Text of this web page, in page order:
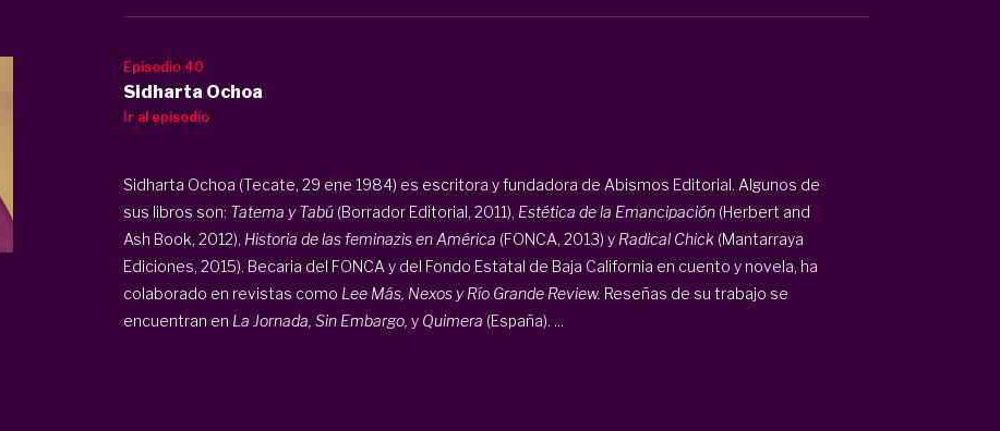
Episodio 40
Sidharta Ochoa
Ir al episodio
Sidharta Ochoa (Tecate, 29 ene 1984) es escritora y fundadora de Abismos Editorial. Algunos de
sus libros son: Tatema y Tabú(Borrador Editorial, 2011), Estética de la Emancipación(Herbert and
Ash Book, 2012), Historia de las feminazis en América (FONCA, 2013) y Radical Chick(Mantarraya
Ediciones, 2015). Becaria del FONCA y del Fondo Estatal de Baja California en cuento y novela, ha
colaborado en revistas como Lee Más, Nexos y Río Grande Review. Reseñas de su trabajo se
encuentran en La Jornada, Sin Embargo, y Quimera (España). ...